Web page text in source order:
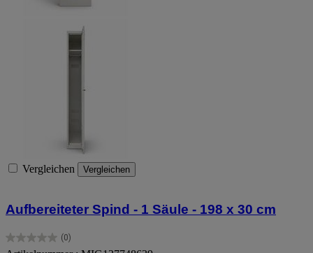
Vergleichen Vergleichen
Aufbereiteter Spind - 1 Säule - 198 x 30 cm
(0)
0.0